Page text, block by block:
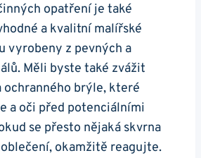
opatření je také
a kvalitní malířské
vyrobeny z pevných a
Měli byste také zvážit
brýle, které
a oči před potenciálními
se přesto nějaká skvrna
okamžitě reagujte.